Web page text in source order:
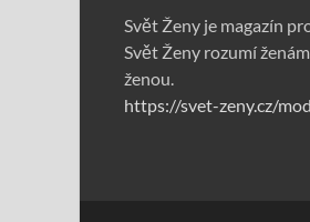
Svět Ženy je magazín
Svět Ženy rozumí
ženou.
https://svet-zeny.cz/